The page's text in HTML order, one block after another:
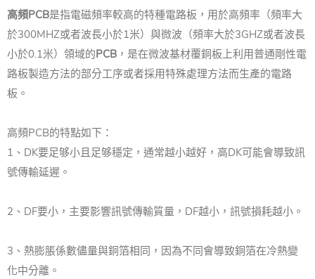
高頻PCB是指電磁頻率較高的特種電路板，用於高頻率（頻率大
於300MHZ或者波長小於1米）與微波（頻率大於3GHZ或者波長
小於0.1米）領域的PCB ，是在微波基材覆銅板上利用普通剛性電
路板製造方法的部分工序或者採用特殊處理方法而生產的電路
板。
高頻PCB的特點如下：
1、DK要足够小且足够穩定，通常越小越好，高DK可能會導致訊
號傳輸延遲。
2、DF要小，主要影響訊號傳輸質量，DF越小，訊號損耗越小。
3、熱膨脹係數儘量與銅箔相同，因為不同會導致銅箔在冷熱變
化中分離。